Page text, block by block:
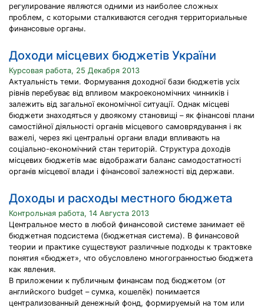
регулирование являются одними из наиболее сложных
проблем, с которыми сталкиваются сегодня территориальные
финансовые органы.
Доходи місцевих бюджетів України
Курсовая работа, 25 Декабря 2013
Актуальність теми. Формування доходної бази бюджетів усіх
рівнів перебуває від впливом макроекономічних чинників і
залежить від загальної економічної ситуації. Однак місцеві
бюджети знаходяться у двоякому становищі – як фінансові плани
самостійної діяльності органів місцевого самоврядування і як
важелі, через які центральні органи влади впливають на
соціально-економічний стан територій. Структура доходів
місцевих бюджетів має відображати баланс самодостатності
органів місцевої влади і фінансової залежності від держави.
Доходы и расходы местного бюджета
Контрольная работа, 14 Августа 2013
Центральное место в любой финансовой системе занимает её
бюджетная подсистема (бюджетная система). В финансовой
теории и практике существуют различные подходы к трактовке
понятия «бюджет», что обусловлено многогранностью бюджета
как явления.
В приложении к публичным финансам под бюджетом (от
английского budget – сумка, кошелёк) понимается
централизованный денежный фонд, формируемый на том или